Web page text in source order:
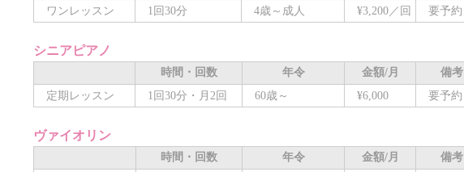
ワンレッスン
1回30分 4歳～成人 ¥3,200／回 要予約
シニアピアノ
時間・回数 年令 金額/月
備考
定期レッスン
1回30分・月2回 60歳～ ¥6,000 要予約
ヴァイオリン
時間・回数 年令 金額/月
備考